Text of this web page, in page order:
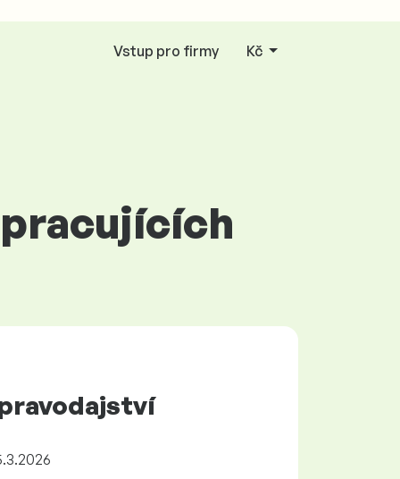
Vstup pro firmy Kč